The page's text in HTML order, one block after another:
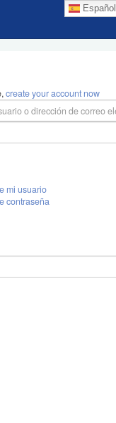
Español
create your account now
mi usuario
contraseña